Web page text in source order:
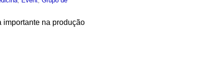
importante na produção